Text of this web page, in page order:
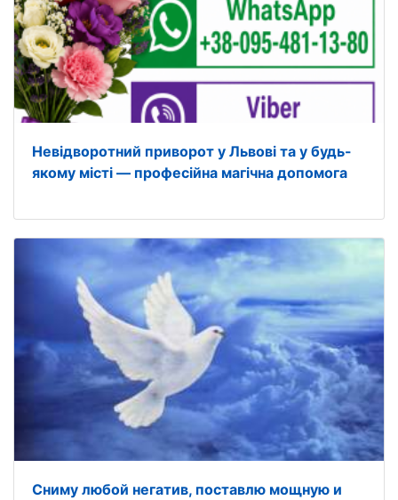
Невідворотний приворот у Львові та у будь-
якому місті — професійна магічна допомога
Сниму любой негатив, поставлю мощную и